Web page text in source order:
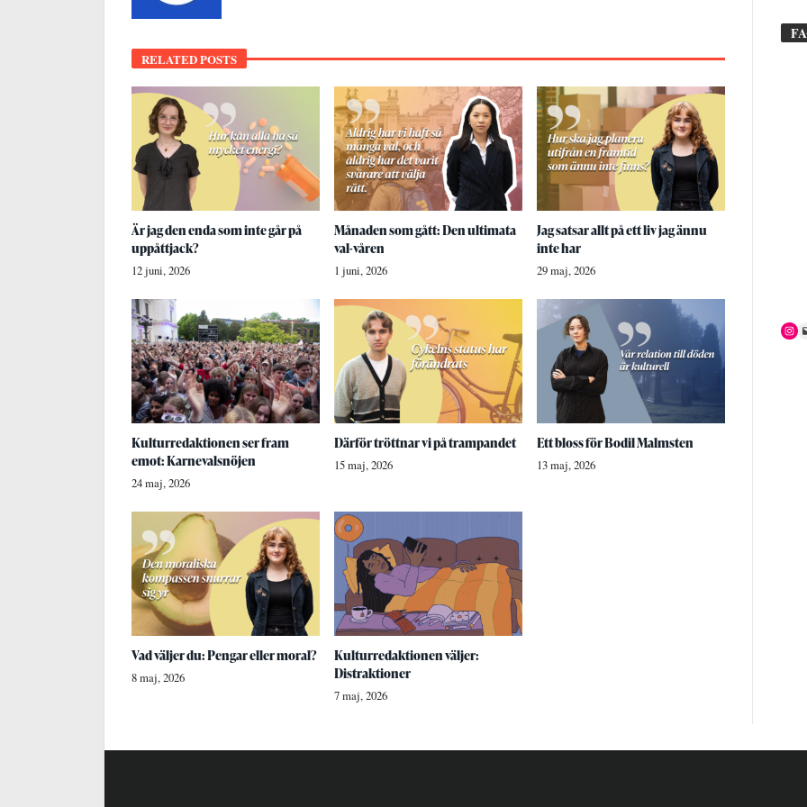
RELATED POSTS
Är jag den enda som inte går på
uppåttjack?
12 juni, 2026
Månaden som gått: Den ultimata
val-våren
1 juni, 2026
Jag satsar allt på ett liv jag ännu
inte har
29 maj, 2026
Kulturredaktionen ser fram
emot: Karnevalsnöjen
24 maj, 2026
Därför tröttnar vi på trampandet
15 maj, 2026
Ett bloss för Bodil Malmsten
13 maj, 2026
Vad väljer du: Pengar eller moral?
8 maj, 2026
Kulturredaktionen väljer:
Distraktioner
7 maj, 2026